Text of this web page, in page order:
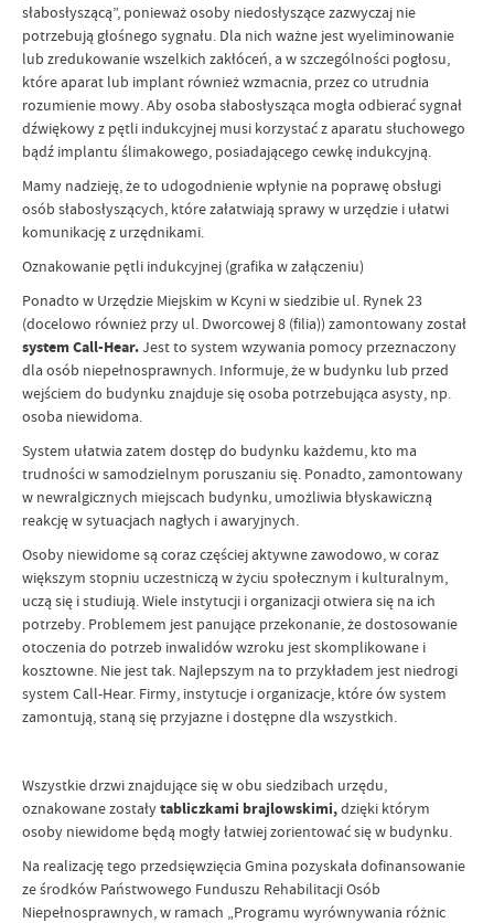
słabosłyszącą”, ponieważ osoby niedosłyszące zazwyczaj nie
potrzebują głośnego sygnału. Dla nich ważne jest wyeliminowanie
lub zredukowanie wszelkich zakłóceń, a w szczególności pogłosu,
które aparat lub implant również wzmacnia, przez co utrudnia
rozumienie mowy. Aby osoba słabosłysząca mogła odbierać sygnał
dźwiękowy z pętli indukcyjnej musi korzystać z aparatu słuchowego
bądź implantu ślimakowego, posiadającego cewkę indukcyjną.
Mamy nadzieję, że to udogodnienie wpłynie na poprawę obsługi
osób słabosłyszących, które załatwiają sprawy w urzędzie i ułatwi
komunikację z urzędnikami.
Oznakowanie pętli indukcyjnej (grafika w załączeniu)
Ponadto w Urzędzie Miejskim w Kcyni w siedzibie ul. Rynek 23
(docelowo również przy ul. Dworcowej 8 (filia)) zamontowany został
system Call-Hear.Jest to system wzywania pomocy przeznaczony
dla osób niepełnosprawnych. Informuje, że w budynku lub przed
wejściem do budynku znajduje się osoba potrzebująca asysty, np.
osoba niewidoma.
System ułatwia zatem dostęp do budynku każdemu, kto ma
trudności w samodzielnym poruszaniu się. Ponadto, zamontowany
w newralgicznych miejscach budynku, umożliwia błyskawiczną
reakcję w sytuacjach nagłych i awaryjnych.
Osoby niewidome są coraz częściej aktywne zawodowo, w coraz
większym stopniu uczestniczą w życiu społecznym i kulturalnym,
uczą się i studiują. Wiele instytucji i organizacji otwiera się na ich
potrzeby. Problemem jest panujące przekonanie, że dostosowanie
otoczenia do potrzeb inwalidów wzroku jest skomplikowane i
kosztowne. Nie jest tak. Najlepszym na to przykładem jest niedrogi
system Call-Hear. Firmy, instytucje i organizacje, które ów system
zamontują, staną się przyjazne i dostępne dla wszystkich.
Wszystkie drzwi znajdujące się w obu siedzibach urzędu,
oznakowane zostałytabliczkami brajlowskimi,dzięki którym
osoby niewidome będą mogły łatwiej zorientować się w budynku.
Na realizację tego przedsięwzięcia Gmina pozyskała dofinansowanie
ze środków Państwowego Funduszu Rehabilitacji Osób
Niepełnosprawnych, w ramach „Programu wyrównywania różnic